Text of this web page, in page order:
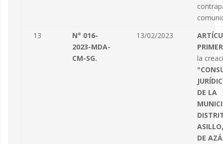
13
N° 016-
2023-MDA-
CM-SG.
13/02/2023
la
DE LA
DE